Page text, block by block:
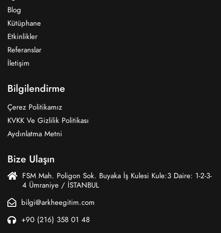
Blog
Kütüphane
Etkinlikler
Referanslar
İletişim
Bilgilendirme
Çerez Politikamız
KVKK Ve Gizlilik Politikası
Aydınlatma Metni
Bize Ulaşın
FSM Mah. Poligon Sok. Buyaka İş Kulesi Kule:3 Daire: 1-2-3-
4 Ümraniye / İSTANBUL
bilgi@arkheegitim.com
+90 (216) 358 01 48